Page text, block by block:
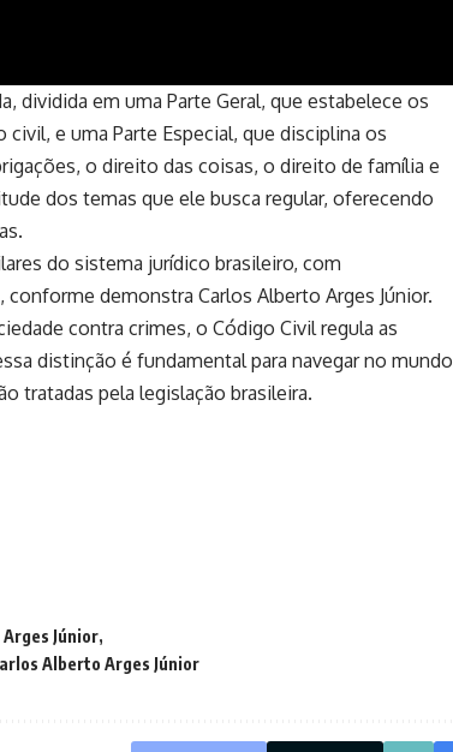
dividida em uma Parte Geral, que estabelece os
e uma Parte Especial, que disciplina os
o direito das coisas, o direito de família e
dos temas que ele busca regular, oferecendo
do sistema jurídico brasileiro, com
demonstra Carlos Alberto Arges Júnior.
contra crimes, o Código Civil regula as
distinção é fundamental para navegar no mundo
tratadas pela legislação brasileira.
Júnior
Alberto Arges Júnior